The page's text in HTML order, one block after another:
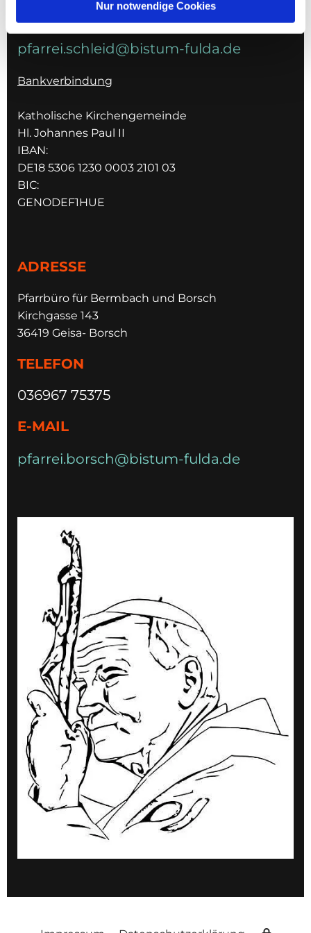
Nur notwendige Cookies
pfarrei.schleid@bistum-fulda.de
Bankverbindung
Katholische Kirchengemeinde
Hl. Johannes Paul II
IBAN:
DE18 5306 1230 0003 2101 03
BIC:
GENODEF1HUE
ADRESSE
Pfarrbüro für Bermbach und Borsch
Kirchgasse 143
36419 Geisa- Borsch
TELEFON
036967 75375
E-MAIL
pfarrei.borsch@bistum-fulda.de